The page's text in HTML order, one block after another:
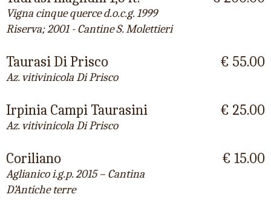
Vigna cinque querce d.o.c.g. 1999
Riserva; 2001 - Cantine S. Molettieri
Taurasi Di Prisco
Az. vitivinicola Di Prisco
€ 55.00
Irpinia Campi Taurasini
Az. vitivinicola Di Prisco
€ 25.00
Coriliano
Aglianico i.g.p. 2015 – Cantina
D’Antiche terre
€ 15.00